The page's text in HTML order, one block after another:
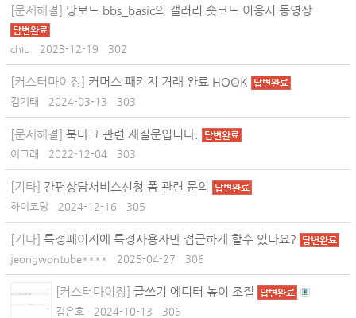
[문제해결] 망보드 bbs_basic의 갤러리 숏코드 이용시 동영상
답변완료
chiu 2023-12-19 302
[커스터마이징] 커머스 패키지 거래 완료 HOOK 답변완료
김기태 2024-03-13 303
[문제해결] 북마크 관련 재질문입니다. 답변완료
어그래 2022-12-04 303
[기타] 간편상담서비스신청 폼 관련 문의 답변완료
하이코딩 2024-12-16 305
[기타] 특정페이지에 특정사용자만 접근하게 할수 있나요? 답변완료
jeongwontube**** 2025-04-27 306
[커스터마이징] 글쓰기 에디터 높이 조절 답변완료
김은호 2024-10-13 306